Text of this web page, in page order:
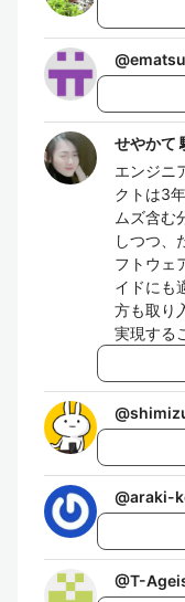
@ematsu
せやかて
エンジニ
クトは3
ムズ含む
しつつ、
フトウェ
イドにも
方も取り
実現する
@
@araki-
@T-